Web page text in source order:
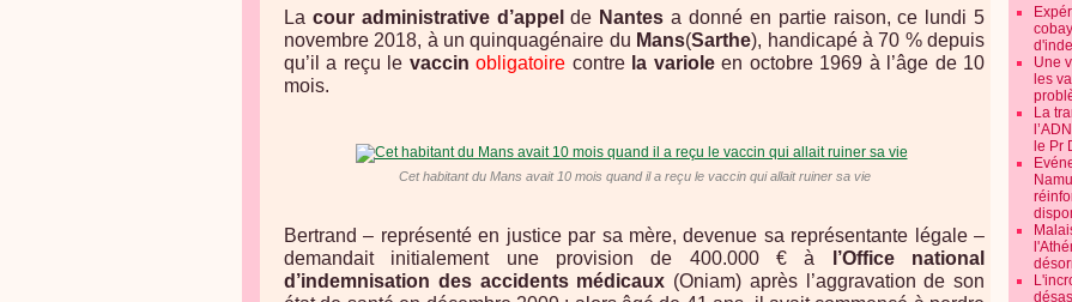
La cour administrative d’appelde Nantes a donné en partie raison, ce lundi 5
novembre 2018, à un quinquagénaire du Mans(Sarthe), handicapé à 70 % depuis
qu’il a reçu le vaccinobligatoire contrela varioleen octobre 1969 à l’âge de 10
mois.
Cet habitant du Mans avait 10 mois quand il a reçu le vaccin qui allait ruiner sa vie
Bertrand – représenté en justice par sa mère, devenue sa représentante légale –
demandait initialement une provision de 400.000 € à
l’Office national
d’indemnisation des accidents médicaux (Oniam) après l’aggravation de son
Une
les
La
le Pr